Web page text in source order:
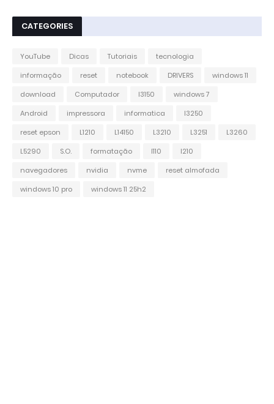
CATEGORIES
YouTube Dicas Tutoriais
tecnologia
informação
reset notebook DRIVERS
windows 11
download
Computador l3150
windows 7
Android
impressora informatica
l3250
reset epson
L1210 L14150 L3210 L3251
L3260
L5290
S.O. formatação l110
l210
navegadores
nvidia nvme
reset almofada
windows 10 pro
windows 11 25h2